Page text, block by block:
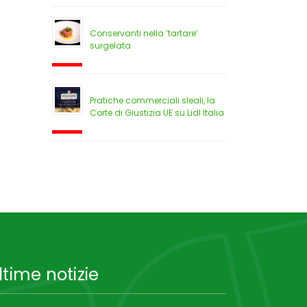
Conservanti nella ‘tartare’
surgelata
Pratiche commerciali sleali, la
Corte di Giustizia UE su Lidl Italia
notizie